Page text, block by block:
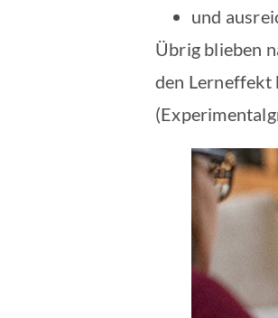
und
Übrig blieben
den Lerneffekt